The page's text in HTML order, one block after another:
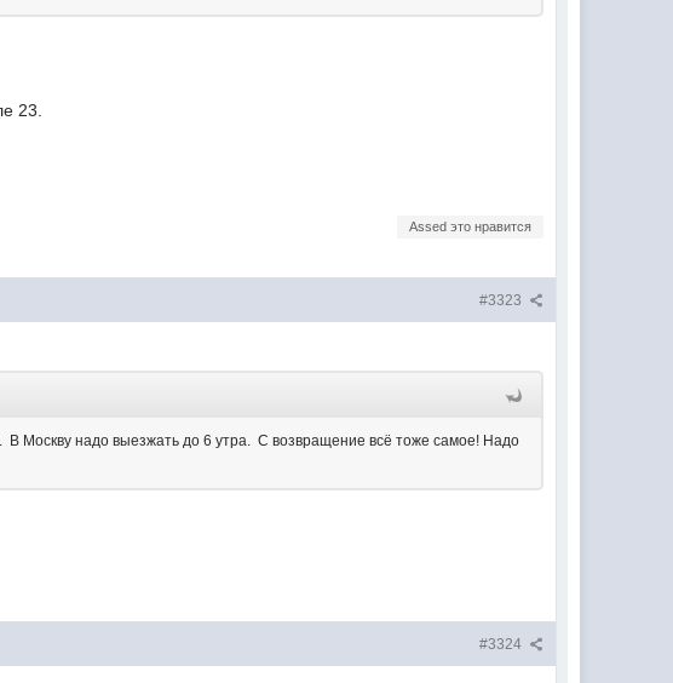
23.
Assed это нравится
#3323
В Москву надо выезжать до 6 утра. С возвращение всё тоже самое! Надо
#3324